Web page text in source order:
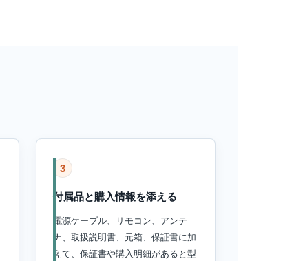
3
付属品と購入情報を添える
電源ケーブル、リモコン、アンテ
ナ、取扱説明書、元箱、保証書に加
えて、保証書や購入明細があると型